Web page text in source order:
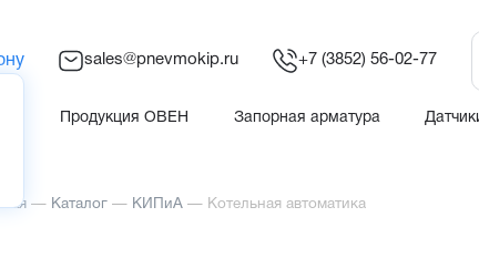
sales@pnevmokip.ru +7 (3852) 56-02-77
Продукция ОВЕН Запорная арматура
— Каталог — КИПиА — Котельная автоматика